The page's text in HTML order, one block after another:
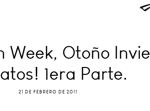
Otoño
1era Parte.
21 DE FEBRERO DE 2011